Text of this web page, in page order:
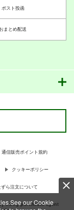
our Cookie
ポスト投函
まとめ配送
通信販売ポイント規約
クッキーポリシー
ら注文について
using purchases agent